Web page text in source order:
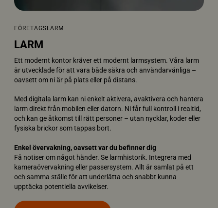
FÖRETAGSLARM
LARM
Ett modernt kontor kräver ett modernt larmsystem. Våra larm
är utvecklade för att vara både säkra och användarvänliga –
oavsett om ni är på plats eller på distans.
Med digitala larm kan ni enkelt aktivera, avaktivera och hantera
larm direkt från mobilen eller datorn. Ni får full kontroll i realtid,
och kan ge åtkomst till rätt personer – utan nycklar, koder eller
fysiska brickor som tappas bort.
Enkel övervakning, oavsett var du befinner dig
Få notiser om något händer. Se larmhistorik. Integrera med
kameraövervakning eller passersystem. Allt är samlat på ett
och samma ställe för att underlätta och snabbt kunna
upptäcka potentiella avvikelser.